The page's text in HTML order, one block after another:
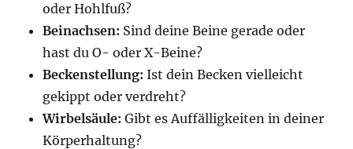
oder Hohlfuß?
Beinachsen: Sind deine Beine gerade oder
hast du O- oder X-Beine?
Beckenstellung: Ist dein Becken vielleicht
gekippt oder verdreht?
Wirbelsäule: Gibt es Auffälligkeiten in deiner
Körperhaltung?